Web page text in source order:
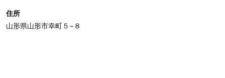
住所
山形県山形市幸町５−８